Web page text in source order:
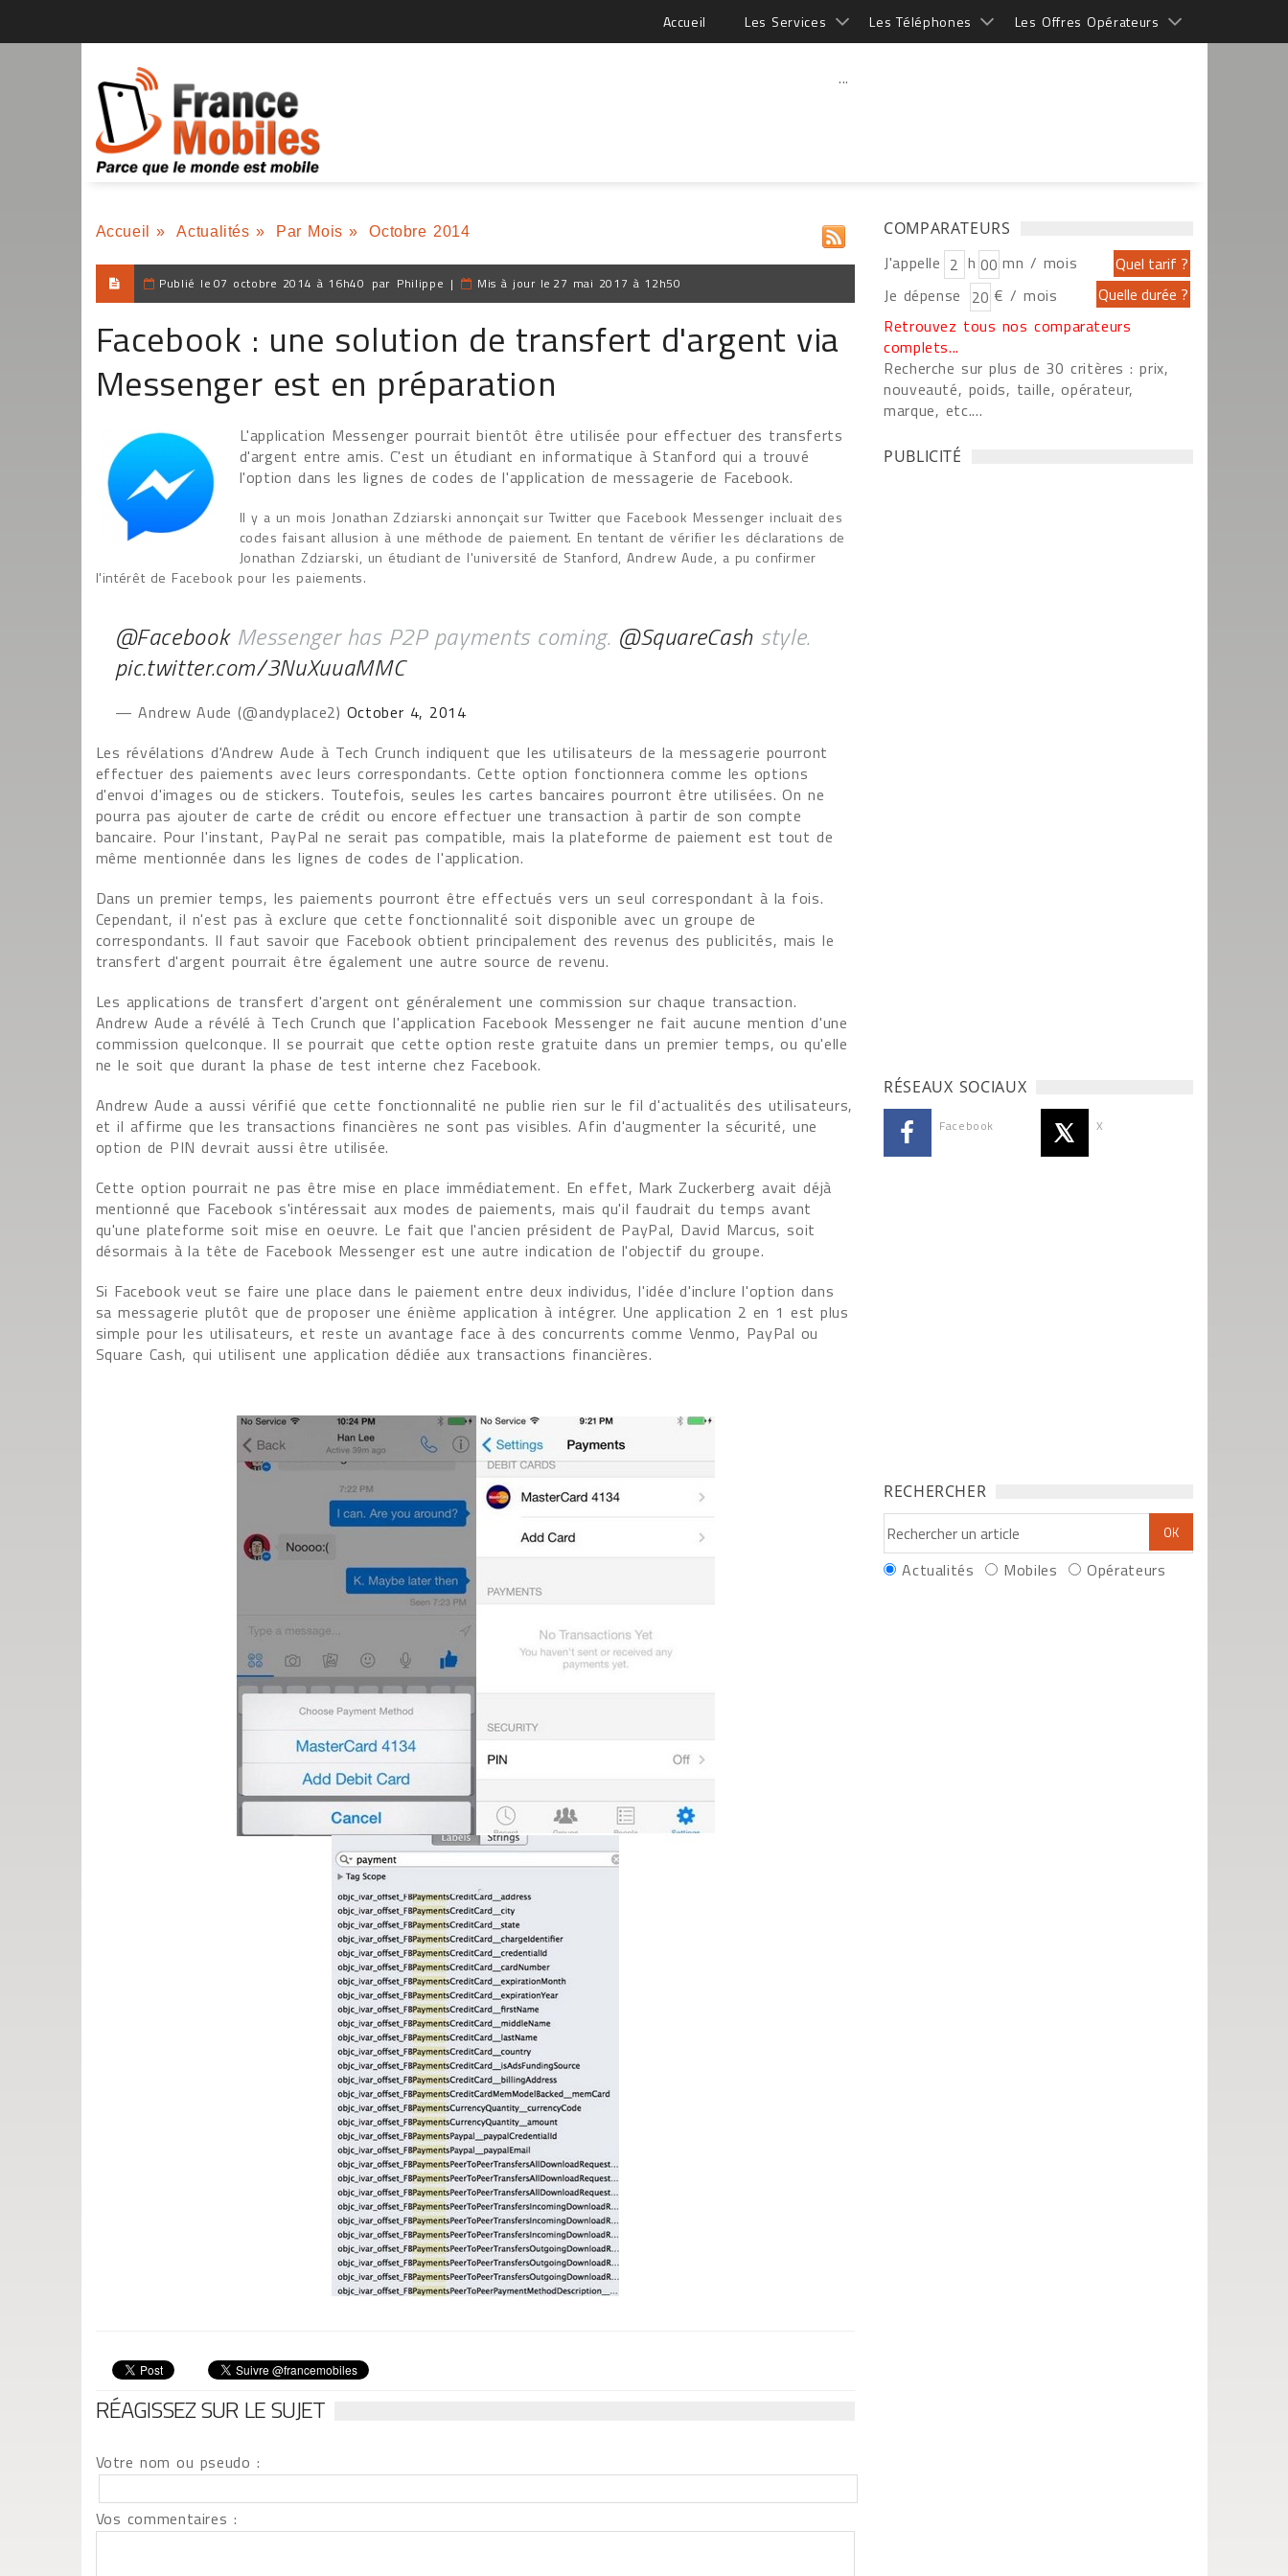
Accueil Les Services Les Téléphones Les Offres Opérateurs
...
Accueil » Actualités » Par Mois » Octobre 2014
Publié le 07 octobre 2014 à 16h40 par Philippe | Mis à jour le 27 mai 2017 à 12h50
Facebook : une solution de transfert d'argent via
Messenger est en préparation
L'application Messenger pourrait bientôt être utilisée pour effectuer des transferts
d'argent entre amis. C'est un étudiant en informatique à Stanford qui a trouvé
l'option dans les lignes de codes de l'application de messagerie de Facebook.
Il y a un mois Jonathan Zdziarski annonçait sur Twitter que Facebook Messenger incluait des
codes faisant allusion à une méthode de paiement. En tentant de vérifier les déclarations de
Jonathan Zdziarski, un étudiant de l'université de Stanford, Andrew Aude, a pu confirmer
l'intérêt de Facebook pour les paiements.
@FacebookMessenger has P2P payments coming. @SquareCashstyle.
pic.twitter.com/3NuXuuaMMC
— Andrew Aude (@andyplace2) October 4, 2014
Les révélations d'Andrew Aude à Tech Crunch indiquent que les utilisateurs de la messagerie pourront
effectuer des paiements avec leurs correspondants. Cette option fonctionnera comme les options
d'envoi d'images ou de stickers. Toutefois, seules les cartes bancaires pourront être utilisées. On ne
pourra pas ajouter de carte de crédit ou encore effectuer une transaction à partir de son compte
bancaire. Pour l'instant, PayPal ne serait pas compatible, mais la plateforme de paiement est tout de
même mentionnée dans les lignes de codes de l'application.
Dans un premier temps, les paiements pourront être effectués vers un seul correspondant à la fois.
Cependant, il n'est pas à exclure que cette fonctionnalité soit disponible avec un groupe de
correspondants. Il faut savoir que Facebook obtient principalement des revenus des publicités, mais le
transfert d'argent pourrait être également une autre source de revenu.
Les applications de transfert d'argent ont généralement une commission sur chaque transaction.
Andrew Aude a révélé à Tech Crunch que l'application Facebook Messenger ne fait aucune mention d'une
commission quelconque. Il se pourrait que cette option reste gratuite dans un premier temps, ou qu'elle
ne le soit que durant la phase de test interne chez Facebook.
Andrew Aude a aussi vérifié que cette fonctionnalité ne publie rien sur le fil d'actualités des utilisateurs,
et il affirme que les transactions financières ne sont pas visibles. Afin d'augmenter la sécurité, une
option de PIN devrait aussi être utilisée.
Cette option pourrait ne pas être mise en place immédiatement. En effet, Mark Zuckerberg avait déjà
mentionné que Facebook s'intéressait aux modes de paiements, mais qu'il faudrait du temps avant
qu'une plateforme soit mise en oeuvre. Le fait que l'ancien président de PayPal, David Marcus, soit
désormais à la tête de Facebook Messenger est une autre indication de l'objectif du groupe.
Si Facebook veut se faire une place dans le paiement entre deux individus, l'idée d'inclure l'option dans
sa messagerie plutôt que de proposer une énième application à intégrer. Une application 2 en 1 est plus
simple pour les utilisateurs, et reste un avantage face à des concurrents comme Venmo, PayPal ou
Square Cash, qui utilisent une application dédiée aux transactions financières.
RÉAGISSEZ SUR LE SUJET
Votre nom ou pseudo :
Vos commentaires :
COMPARATEURS
J'appelle h
mn / mois
Je dépense
€ / mois
Retrouvez tous nos comparateurs
complets...
Recherche sur plus de 30 critères : prix,
nouveauté, poids, taille, opérateur,
marque, etc....
PUBLICITÉ
RÉSEAUX SOCIAUX
Facebook X
RECHERCHER
Actualités Mobiles Opérateurs